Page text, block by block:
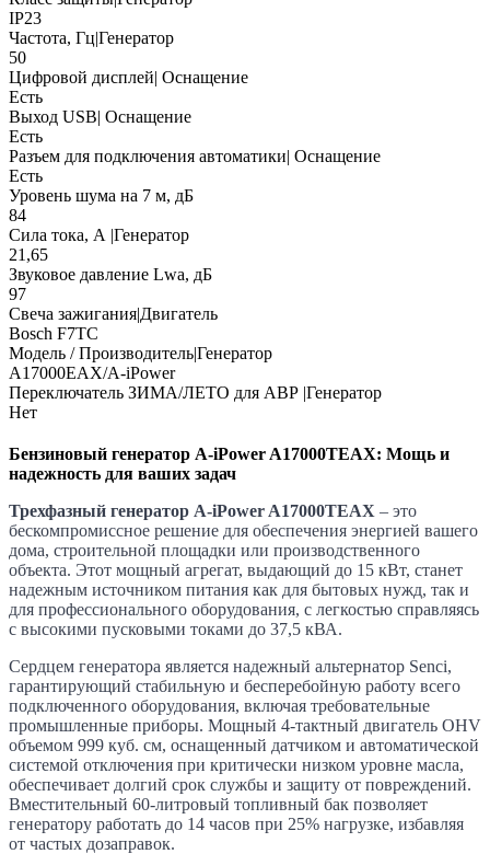
IP23
Частота, Гц|Генератор
50
Цифровой дисплей| Оснащение
Есть
Выход USB| Оснащение
Есть
Разъем для подключения автоматики| Оснащение
Есть
Уровень шума на 7 м, дБ
84
Сила тока, А |Генератор
21,65
Звуковое давление Lwa, дБ
97
Свеча зажигания|Двигатель
Bosch F7TC
Модель / Производитель|Генератор
A17000ЕАХ/A-iPower
Переключатель ЗИМА/ЛЕТО для АВР |Генератор
Нет
Бензиновый генератор A-iPower A17000TEAX: Мощь и
надежность для ваших задач
Трехфазный генератор A-iPower A17000TEAX – это
бескомпромиссное решение для обеспечения энергией вашего
дома, строительной площадки или производственного
объекта. Этот мощный агрегат, выдающий до 15 кВт, станет
надежным источником питания как для бытовых нужд, так и
для профессионального оборудования, с легкостью справляясь
с высокими пусковыми токами до 37,5 кВА.
Сердцем генератора является надежный альтернатор Senci,
гарантирующий стабильную и бесперебойную работу всего
подключенного оборудования, включая требовательные
промышленные приборы. Мощный 4-тактный двигатель OHV
объемом 999 куб. см, оснащенный датчиком и автоматической
системой отключения при критически низком уровне масла,
обеспечивает долгий срок службы и защиту от повреждений.
Вместительный 60-литровый топливный бак позволяет
генератору работать до 14 часов при 25% нагрузке, избавляя
от частых дозаправок.